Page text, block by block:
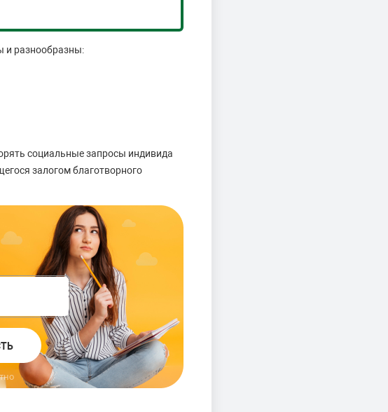
и разнообразны:
социальные запросы индивида
залогом благотворного